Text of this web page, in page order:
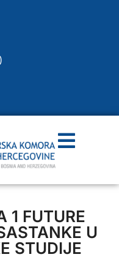
1 FUTURE
U
STUDIJE